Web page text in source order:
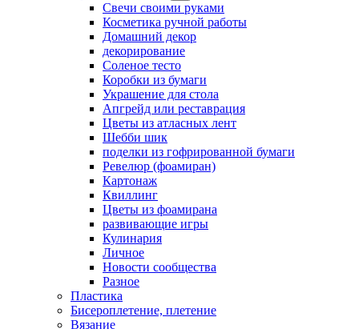
Свечи своими руками
Косметика ручной работы
Домашний декор
декорирование
Соленое тесто
Коробки из бумаги
Украшение для стола
Апгрейд или реставрация
Цветы из атласных лент
Шебби шик
поделки из гофрированной бумаги
Ревелюр (фоамиран)
Картонаж
Квиллинг
Цветы из фоамирана
развивающие игры
Кулинария
Личное
Новости сообщества
Разное
Пластика
Бисероплетение, плетение
Вязание